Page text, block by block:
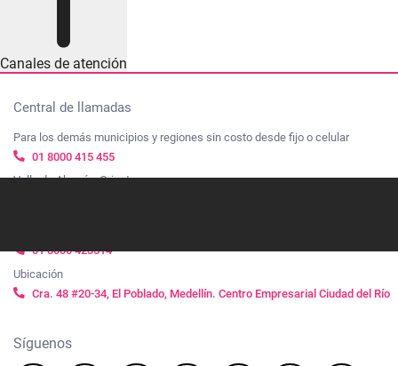
Canales de atención
Central de llamadas
Para los demás municipios y regiones sin costo desde fijo o celular
01 8000 415 455
Valle de Aburrá y Oriente cercano
01 8000 423514
Ubicación
Cra. 48 #20-34, El Poblado, Medellín. Centro Empresarial Ciudad del Río
Síguenos